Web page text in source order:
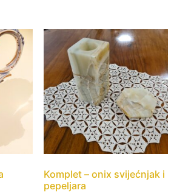
Komplet – onix svijećnjak i
pepeljara